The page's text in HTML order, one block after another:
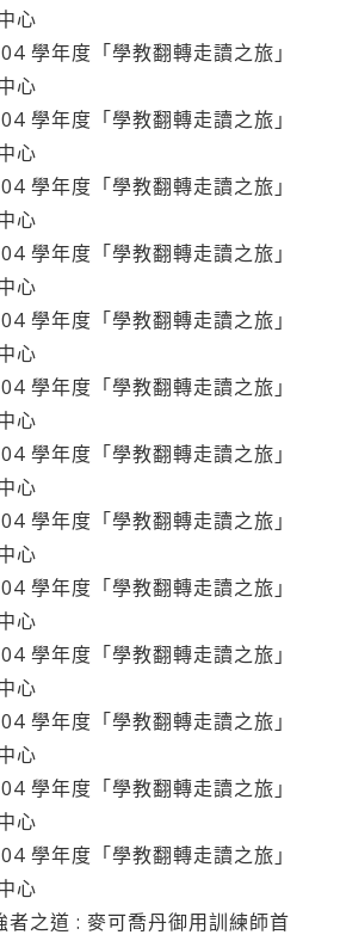
心
學年度「學教翻轉走讀之旅」
心
學年度「學教翻轉走讀之旅」
心
學年度「學教翻轉走讀之旅」
心
學年度「學教翻轉走讀之旅」
心
學年度「學教翻轉走讀之旅」
心
學年度「學教翻轉走讀之旅」
心
學年度「學教翻轉走讀之旅」
心
學年度「學教翻轉走讀之旅」
心
學年度「學教翻轉走讀之旅」
心
學年度「學教翻轉走讀之旅」
心
學年度「學教翻轉走讀之旅」
心
學年度「學教翻轉走讀之旅」
心
學年度「學教翻轉走讀之旅」
心
者之道 : 麥可喬丹御用訓練師首